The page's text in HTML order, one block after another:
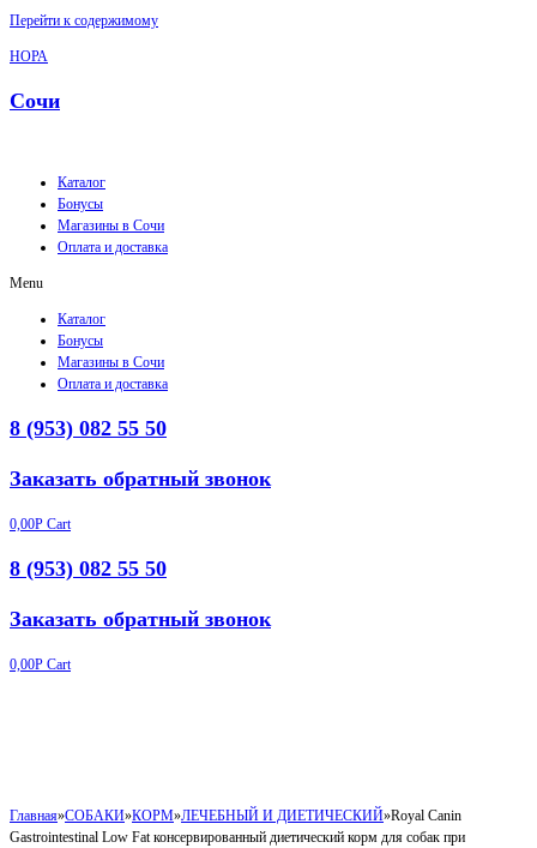
Перейти к содержимому
НОРА
Сочи
Каталог
Бонусы
Магазины в Сочи
Оплата и доставка
Menu
Каталог
Бонусы
Магазины в Сочи
Оплата и доставка
8 (953) 082 55 50
Заказать обратный звонок
0,00Р Cart
8 (953) 082 55 50
Заказать обратный звонок
0,00Р Cart
Главная»СОБАКИ»КОРМ»ЛЕЧЕБНЫЙ И ДИЕТИЧЕСКИЙ»Royal Canin
Gastrointestinal Low Fat консервированный диетический корм для собак при